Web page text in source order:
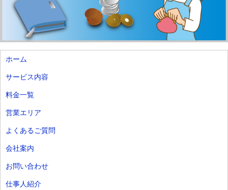
ホーム
サービス内容
料金一覧
営業エリア
よくあるご質問
会社案内
お問い合わせ
仕事人紹介